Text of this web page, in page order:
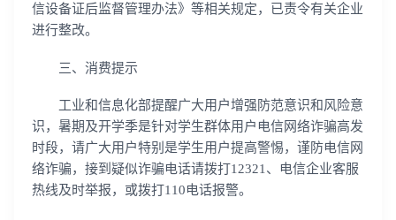
信设备证后监督管理办法》等相关规定，已责令有关企业
进行整改。
三、消费提示
工业和信息化部提醒广大用户增强防范意识和风险意
识，暑期及开学季是针对学生群体用户电信网络诈骗高发
时段，请广大用户特别是学生用户提高警惕，谨防电信网
络诈骗，接到疑似诈骗电话请拨打12321、电信企业客服
热线及时举报，或拨打110电话报警。